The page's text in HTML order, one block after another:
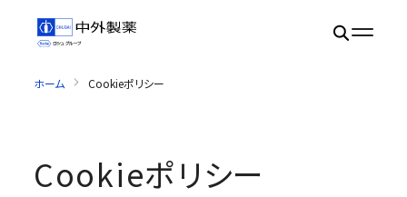
ホーム Cookieポリシー
Cookieポリシー